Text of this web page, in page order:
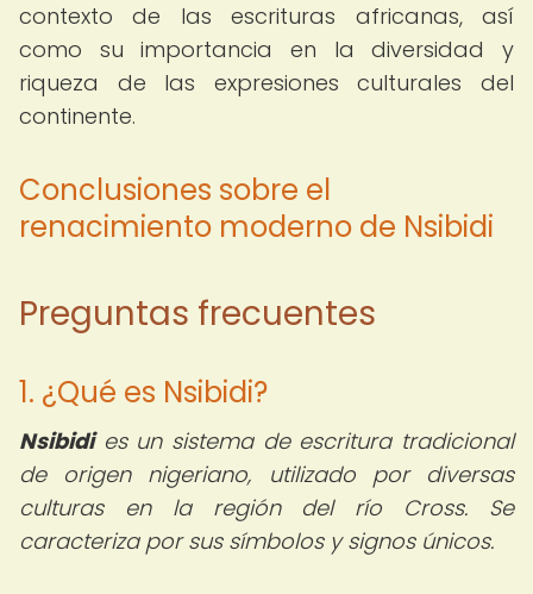
contexto de las escrituras africanas, así
como su importancia en la diversidad y
riqueza de las expresiones culturales del
continente.
Conclusiones sobre el
renacimiento moderno de Nsibidi
Preguntas frecuentes
1. ¿Qué es Nsibidi?
Nsibidies un sistema de escritura tradicional
de origen nigeriano, utilizado por diversas
culturas en la región del río Cross. Se
caracteriza por sus símbolos y signos únicos.